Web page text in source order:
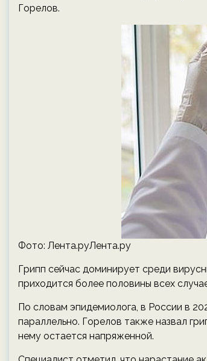
Горелов.
Фото: Лента.руЛента.ру
Грипп сейчас доминирует среди
приходится более половины всех
По словам эпидемиолога, в России в
параллельно. Горелов также назвал
нему остается напряженной.